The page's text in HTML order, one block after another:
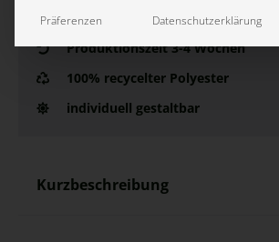
Produktionszeit 3-4 Wochen
100% recycelter Polyester
individuell gestaltbar
Kurzbeschreibung
Präferenzen Datenschutzerklärung